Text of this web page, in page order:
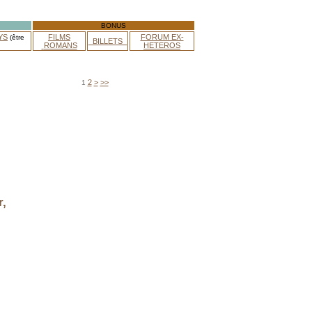
BONUS
(être
FILMS
ROMANS
_BILLETS_
FORUM EX-
HETEROS
1 2 > >>